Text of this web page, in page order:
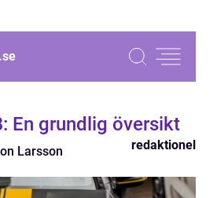
se
En grundlig översikt
Larsson redaktionel